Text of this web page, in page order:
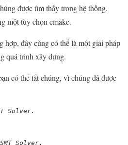
được tìm thấy trong hệ thống.
một tùy chọn cmake.
hợp, đây cũng có thể là một giải pháp
quá trình xây dựng.
có thể tắt chúng, vì chúng đã được
Solver.
Solver.